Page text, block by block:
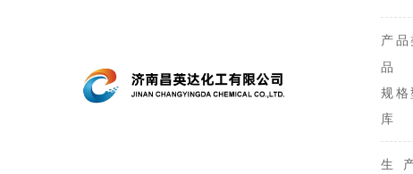
产品
品
规格
库
生